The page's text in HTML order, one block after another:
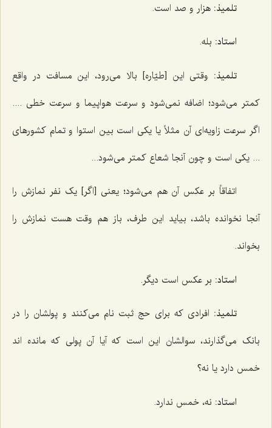
تلمیذ: هزار و صد است.
استاد: بله.
تلمیذ: وقتی این [طیّاره] بالا می‌رود، این مسافت در واقع
کمتر می‌شود؛ اضافه نمی‌شود و سرعت هواپیما و سرعت خطی ....
اگر سرعت زاویه‌ای آن مثلاً یا یکی است بین استوا و تمام کشورهای
... یکی است و چون آنجا شعاع کمتر می‌شود...
اتفاقاً بر عکس آن هم می‌شود؛ یعنی [اگر] یک نفر نمازش را
آنجا نخوانده باشد، بیاید این طرف، باز هم وقت هست نمازش را
بخواند.
استاد: بر عکس است دیگر.
تلمیذ: افرادی که برای حج ثبت نام می‌کنند و پولشان را در
بانک می‌گذارند، سوالشان این است که آیا آن پولی که مانده اند
خمس دارد یا نه؟
استاد: نه، خمس ندارد.